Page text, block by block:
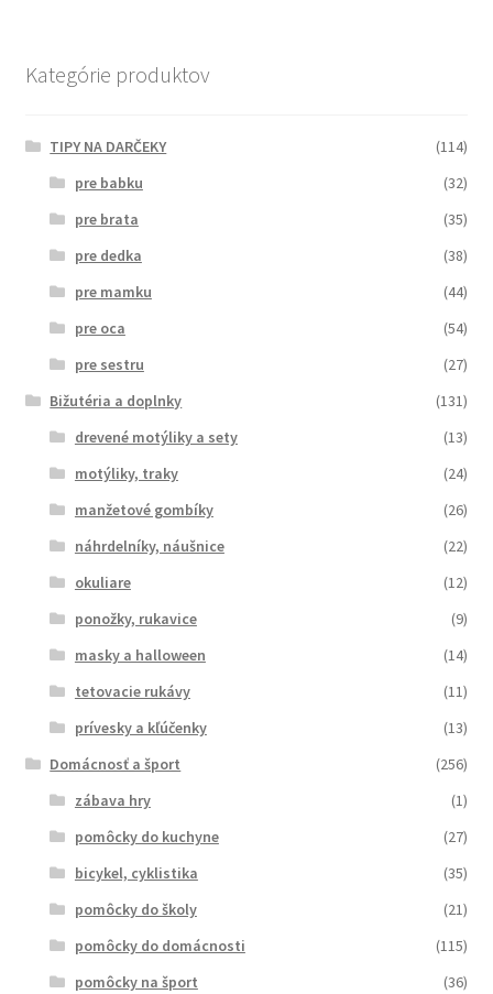
Kategórie produktov
TIPY NA DARČEKY
(114)
pre babku
(32)
pre brata
(35)
pre dedka
(38)
pre mamku
(44)
pre oca
(54)
pre sestru
(27)
Bižutéria a doplnky
(131)
drevené motýliky a sety
(13)
motýliky, traky
(24)
manžetové gombíky
(26)
náhrdelníky, náušnice
(22)
okuliare
(12)
ponožky, rukavice
(9)
masky a halloween
(14)
tetovacie rukávy
(11)
prívesky a kľúčenky
(13)
Domácnosť a šport
(256)
zábava hry
(1)
pomôcky do kuchyne
(27)
bicykel, cyklistika
(35)
pomôcky do školy
(21)
pomôcky do domácnosti
(115)
pomôcky na šport
(36)